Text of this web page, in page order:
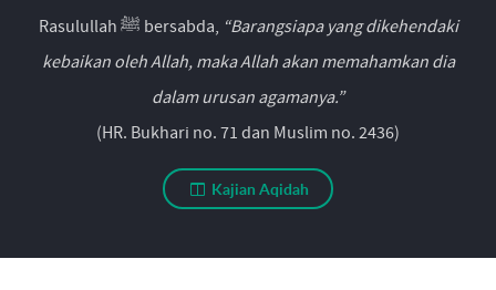
Rasulullah ﷺ bersabda, “Barangsiapa yang dikehendaki
kebaikan oleh Allah, maka Allah akan memahamkan dia
dalam urusan agamanya.”
(HR. Bukhari no. 71 dan Muslim no. 2436)
Kajian Aqidah